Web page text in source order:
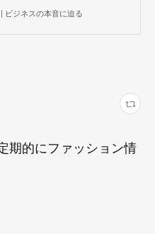
ビジネスの本音に迫る
期的にファッション情